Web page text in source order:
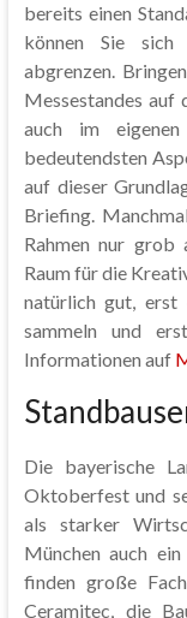
bereits einen
können Sie
abgrenzen.
Messestandes auf
auch im
bedeutendsten
auf dieser
Briefing.
Rahmen nur grob
Raum für die
natürlich gut, erst
sammeln und
Informationen auf
Die bayerische
Oktoberfest und
als starker
München auch
finden große
Ceramitec, die